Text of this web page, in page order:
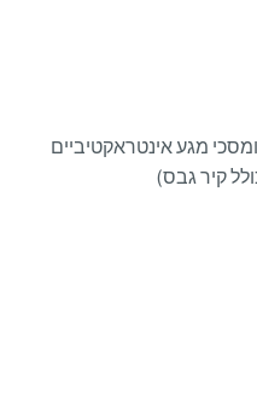
מגע אינטראקטיביים